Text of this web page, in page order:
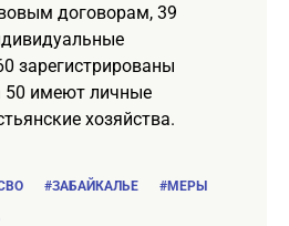
договорам, 39
зарегистрированы
50 имеют личные
хозяйства.
#ЗАБАЙКАЛЬЕ
#МЕРЫ